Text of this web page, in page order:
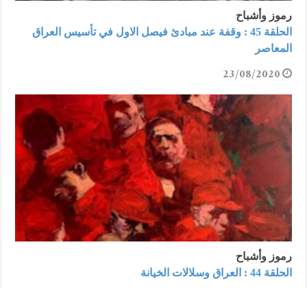
رموز وأشباح
الحلقة 45 : وقفة عند مبادئ فيصل الاول في تأسيس العراق
المعاصر
23/08/2020
رموز وأشباح
الحلقة 44 : العراق وسلالات الخيانة